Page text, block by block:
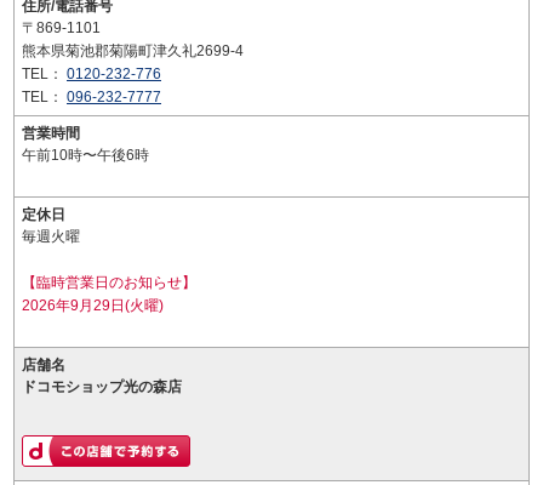
住所/電話番号
〒869-1101
熊本県菊池郡菊陽町津久礼2699-4
TEL： 0120-232-776
TEL： 096-232-7777
営業時間
午前10時〜午後6時
定休日
毎週火曜
【臨時営業日のお知らせ】
2026年9月29日(火曜)
店舗名
ドコモショップ光の森店